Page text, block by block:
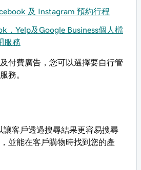
及 Instagram 預約行程
，Yelp及Google Business個人檔
服務
付費廣告，您可以選擇要自行管
務。
讓客戶透過搜尋結果更容易搜尋
並能在客戶購物時找到您的產